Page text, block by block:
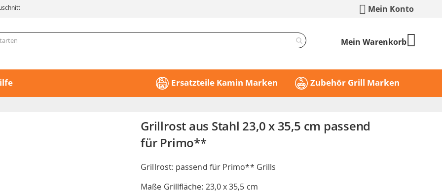
Mein Konto
Mein Warenkorb
Ersatzteile Kamin Marken Zubehör Grill Marken
Grillrost aus Stahl 23,0 x 35,5 cm passend
für Primo**
Grillrost: passend für Primo** Grills
Maße Grillfläche: 23,0 x 35,5 cm